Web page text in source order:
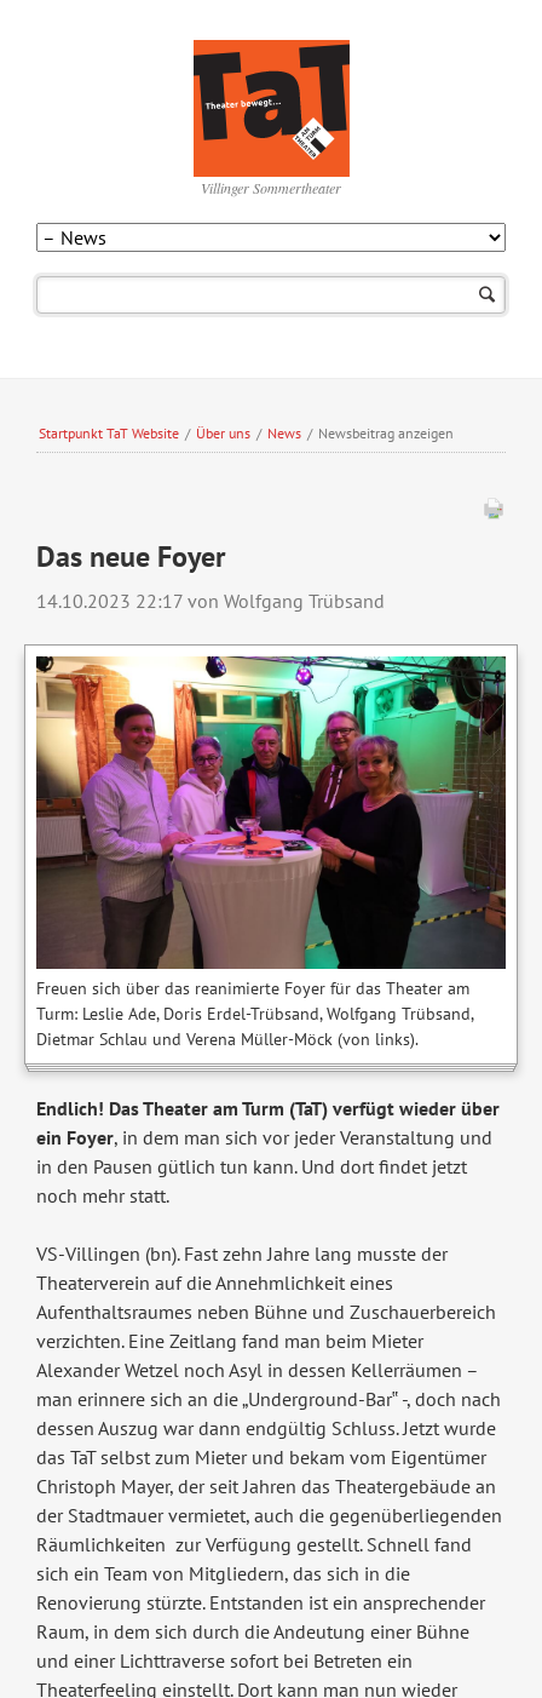
Villinger Sommertheater
Startpunkt TaT Website / Über uns / News / Newsbeitrag anzeigen
Das neue Foyer
14.10.2023 22:17von Wolfgang Trübsand
Freuen sich über das reanimierte Foyer für das Theater am
Turm: Leslie Ade, Doris Erdel-Trübsand, Wolfgang Trübsand,
Dietmar Schlau und Verena Müller-Möck (von links).
Endlich! Das Theater am Turm (TaT) verfügt wieder über
ein Foyer, in dem man sich vor jeder Veranstaltung und
in den Pausen gütlich tun kann. Und dort findet jetzt
noch mehr statt.
VS-Villingen (bn). Fast zehn Jahre lang musste der
Theaterverein auf die Annehmlichkeit eines
Aufenthaltsraumes neben Bühne und Zuschauerbereich
verzichten. Eine Zeitlang fand man beim Mieter
Alexander Wetzel noch Asyl in dessen Kellerräumen –
man erinnere sich an die „Underground-Bar‟ -, doch nach
dessen Auszug war dann endgültig Schluss. Jetzt wurde
das TaT selbst zum Mieter und bekam vom Eigentümer
Christoph Mayer, der seit Jahren das Theatergebäude an
der Stadtmauer vermietet, auch die gegenüberliegenden
Räumlichkeiten zur Verfügung gestellt. Schnell fand
sich ein Team von Mitgliedern, das sich in die
Renovierung stürzte. Entstanden ist ein ansprechender
Raum, in dem sich durch die Andeutung einer Bühne
und einer Lichttraverse sofort bei Betreten ein
Theaterfeeling einstellt. Dort kann man nun wieder